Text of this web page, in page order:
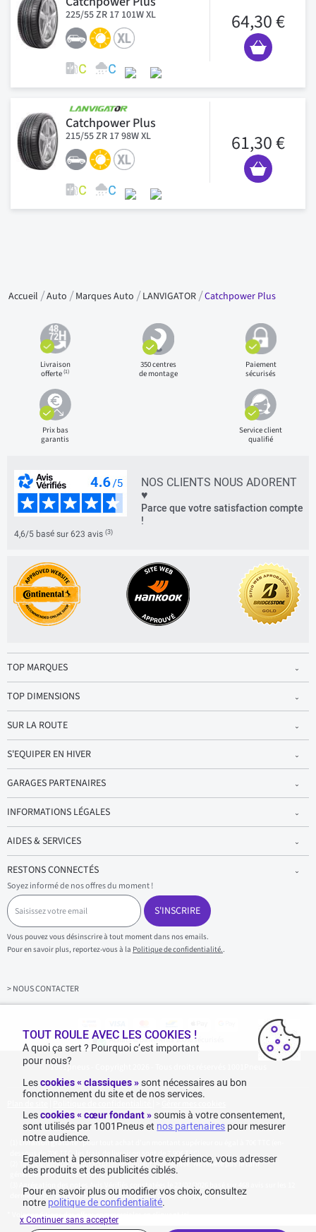
225/55 ZR 17 101W XL 64,30 €
Catchpower Plus
215/55 ZR 17 98W XL 61,30 €
Accueil Auto Marques Auto LANVIGATOR Catchpower Plus
Livraison
offerte(1)
350 centres
de montage
Paiement
sécurisés
Prix bas
garantis
Service client
qualifié
NOS CLIENTS NOUS ADORENT
♥
Parce que votre satisfaction compte
!
4,6/5 basé sur 623 avis (3)
TOP MARQUES
TOP DIMENSIONS
SUR LA ROUTE
S'EQUIPER EN HIVER
GARAGES PARTENAIRES
INFORMATIONS LÉGALES
AIDES & SERVICES
RESTONS CONNECTÉS
Soyez informé de nos offres du moment !
S
a
i
s
i
s
z
v
S'INSCRIRE
Vous pouvez vous désinscrire à tout moment dans nos emails.
Pour en savoir plus, reportez-vous à la Politique de confidentialité..
> NOUS CONTACTER
Achats & paiements 100% sécurisés
1001pneus - Copyright 2026 - Tous droits réservés 1001Pneus
Livraison gratuite : pour tout achat d'un montant supérieur ou égal à 70€ TTC (en-
dessous de 70€ TTC, les frais de livraison sont de 7,90€ TTC).
Tarif catalogue manufacturier en vigueur non remisé. Ne reflète pas le tarif
généralement constaté sur le site.
Agrégation des notes Avis Vérifiés constatées le 23/02/2026 basé sur 468 avis sur les 12
derniers mois et un total de 623 avis depuis le 03/06/2022 pour la Belgique.
* Voir conditions des offres commerciales en
TOUT ROULE AVEC LES COOKIES !
A quoi ça sert ? Pourquoi c’est important
pour nous?
Lescookies « classiques »sont nécessaires au bon
fonctionnement du site et de nos services.
Lescookies « cœur fondant » soumis à votre consentement,
sont utilisés par 1001Pneus et nos partenaires pour mesurer
notre audience.
Egalement à personnaliser votre expérience, vous adresser
des produits et des publicités ciblés.
Pour en savoir plus ou modifier vos choix, consultez
notre politique de confidentialité.
x Continuer sans accepter